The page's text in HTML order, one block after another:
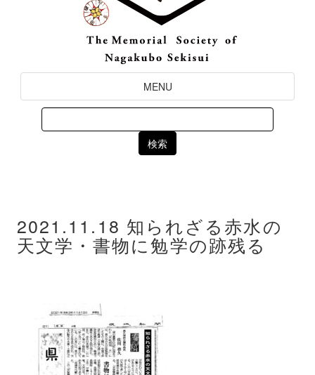
Toggle
Navigation
MENU
Search
for:
2021.11.18 知られざる赤水の
天文学・書物に勉学の跡残る